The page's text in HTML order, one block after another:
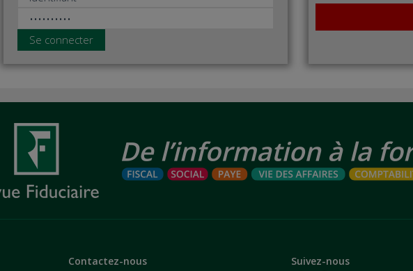
Se connecter
Contactez-nous Suivez-nous